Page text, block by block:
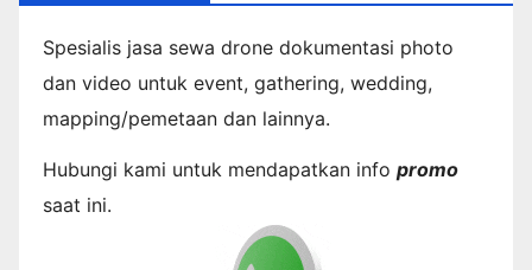
Spesialis jasa sewa drone dokumentasi photo
dan video untuk event, gathering, wedding,
mapping/pemetaan dan lainnya.
Hubungi kami untuk mendapatkan info promo
saat ini.